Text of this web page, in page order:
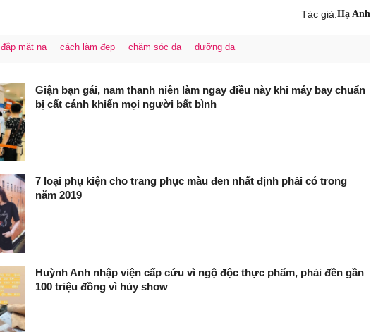
Tác giả:Hạ Anh
đắp mặt nạ cách làm đẹp chăm sóc da dưỡng da
Giận bạn gái, nam thanh niên làm ngay điều này khi máy bay chuẩn
bị cất cánh khiến mọi người bất bình
7 loại phụ kiện cho trang phục màu đen nhất định phải có trong
năm 2019
Huỳnh Anh nhập viện cấp cứu vì ngộ độc thực phẩm, phải đền gần
100 triệu đồng vì hủy show